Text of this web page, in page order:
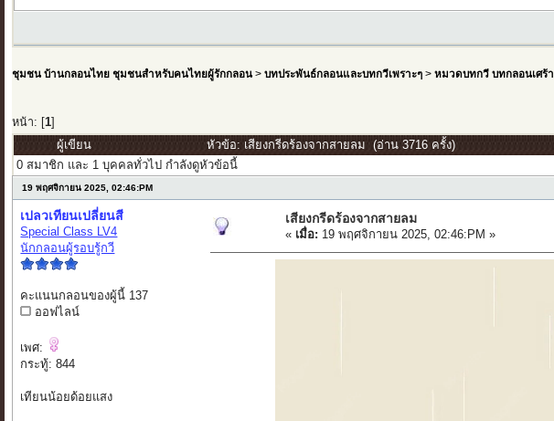
ชุมชน บ้านกลอนไทย ชุมชนสำหรับคนไทยผู้รักกลอน >บทประพันธ์กลอนและบทกวีเพราะๆ >หมวดบทกวี บทกลอนเศร้า
หน้า: [1
ผู้เขียน
หัวข้อ: เสียงกรีดร้องจากสายลม (อ่าน 3716 ครั้ง)
0 สมาชิก และ 1 บุคคลทั่วไป กำลังดูหัวข้อนี้
19 พฤศจิกายน 2025, 02:46:PM
เปลวเทียนเปลี่ยนสี
Special Class LV4
นักกลอนผู้รอบรู้กวี
คะแนนกลอนของผู้นี้ 137
ออฟไลน์
เพศ:
กระทู้: 844
เทียนน้อยด้อยแสง
เสียงกรีดร้องจากสายลม
« เมื่อ: 19 พฤศจิกายน 2025, 02:46:PM »